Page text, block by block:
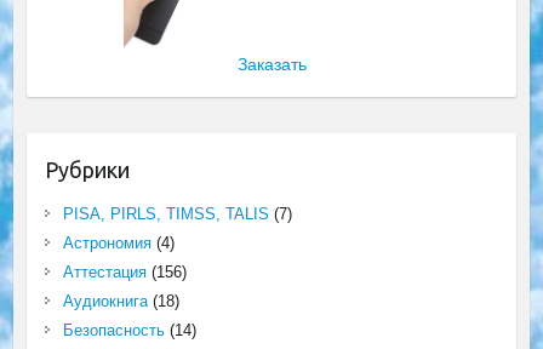
Заказать
Рубрики
PISA, PIRLS, TIMSS, TALIS (7)
Астрономия(4)
Аттестация(156)
Аудиокнига(18)
Безопасность(14)